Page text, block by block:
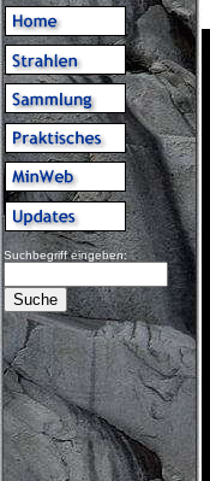
Suchbegriff eingeben: